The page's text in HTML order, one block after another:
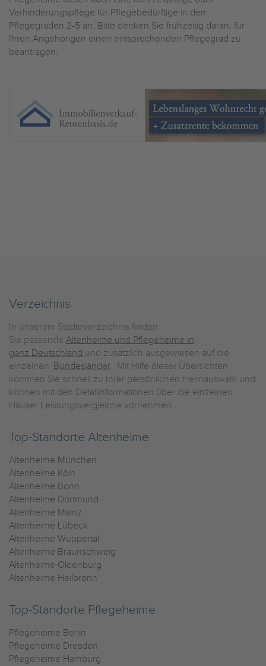
Verhinderungspflege für Pflegebedürftige in den
Pflegegraden 2-5 an. Bitte denken Sie frühzeitig daran, für
Ihren Angehörigen einen entsprechenden Pflegegrad zu
beantragen.
Verzeichnis
In unserem Städteverzeichnis finden
Sie passende Altenheime und Pflegeheime in
ganz Deutschland und zusätzlich ausgewiesen auf die
einzelnen Bundesländer. Mit Hilfe dieser Übersichten
kommen Sie schnell zu Ihrer persönlichen Heimauswahl und
können mit den Detailinformationen über die einzelnen
Häuser Leistungsvergleiche vornehmen.
Top-Standorte Altenheime
Altenheime München
Altenheime Köln
Altenheime Bonn
Altenheime Dortmund
Altenheime Mainz
Altenheime Lübeck
Altenheime Wuppertal
Altenheime Braunschweig
Altenheime Oldenburg
Altenheime Heilbronn
Top-Standorte Pflegeheime
Pflegeheime Berlin
Pflegeheime Dresden
Pflegeheime Hamburg